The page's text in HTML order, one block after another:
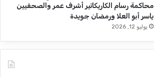
محاكمة رسام الكاريكاتير أشرف عمر والصحفيين
ياسر أبو العلا ورمضان جويدة
يوليو 12, 2026